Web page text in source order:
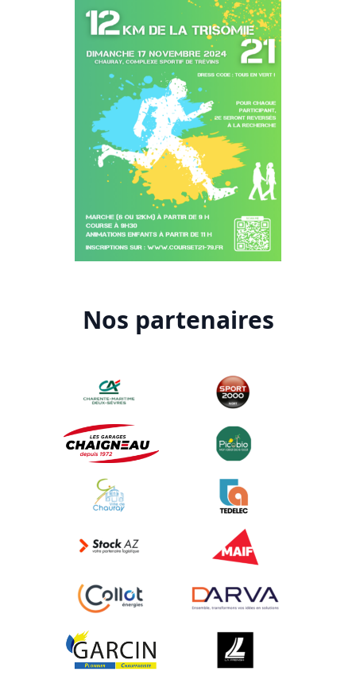
Nos partenaires